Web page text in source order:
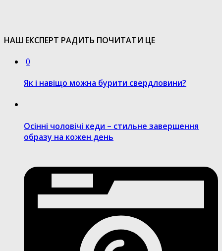
НАШ ЕКСПЕРТ РАДИТЬ ПОЧИТАТИ ЦЕ
0
Як і навіщо можна бурити свердловини?
Осінні чоловічі кеди – стильне завершення
образу на кожен день